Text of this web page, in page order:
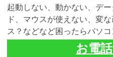
起動しない、動かない、デ
ド、マウスが使えない、変
ス？などなど困ったらパソ
お電